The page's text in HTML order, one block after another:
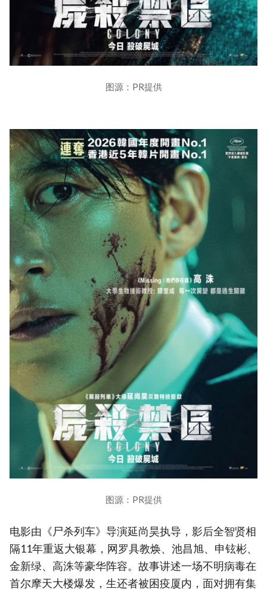
图源：PR提供
图源：PR提供
电影由《尸杀列车》导演延尚昊执导，影后全智贤相
隔11年重返大银幕，网罗具教焕、池昌旭、申铉彬、
金新绿、高洙等豪华阵容。故事讲述一场不明病毒在
首尔摩天大楼爆发，生还者被困疫厦内，面对拥有集